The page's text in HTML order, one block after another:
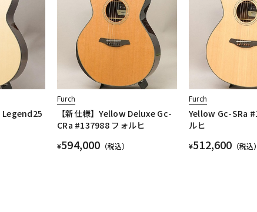
Legend25
Furch
【新仕様】Yellow Deluxe Gc-
CRa #137988 フォルヒ
¥594,000 （税込）
Furch
Yellow Gc-SRa
ルヒ
¥512,600 （税込）